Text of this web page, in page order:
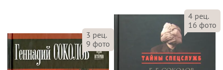
3 рец.
9 фото
4 рец.
16 фото